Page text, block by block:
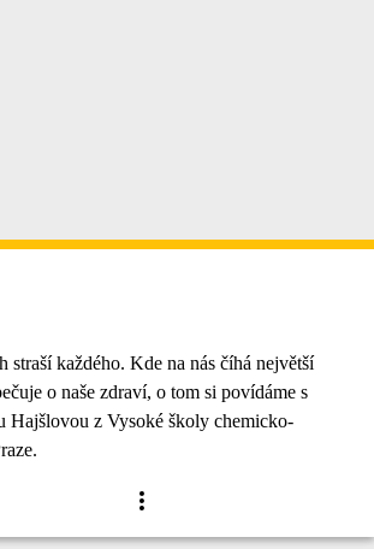
straší každého. Kde na nás číhá největší
o naše zdraví, o tom si povídáme s
Hajšlovou z Vysoké školy chemicko-